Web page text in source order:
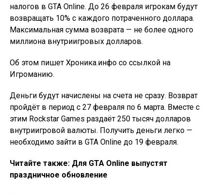
налогов в GTA Online. До 26 февраля игрокам будут
возвращать 10% с каждого потраченного доллара.
Максимальная сумма возврата — не более одного
миллиона внутриигровых долларов.
Об этом пишет Хроника.инфо со ссылкой на
Игроманию.
Деньги будут начислены на счета не сразу. Возврат
пройдёт в период с 27 февраля по 6 марта. Вместе с
этим Rockstar Games раздаёт 250 тысяч долларов
внутриигровой валюты. Получить деньги легко —
необходимо зайти в GTA Online до 19 февраля.
Читайте также: Для GTA Online выпустят
праздничное обновление